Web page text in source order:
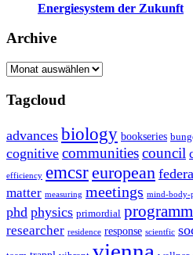
Energiesystem der Zukunft
Archive
Archive
Tagcloud
advances biology bookseries
cognitive communitiescouncil
efficiency emcsreuropean
matter measuring meetings mind-body-
phd physics primordial
researcher residence response scientfic